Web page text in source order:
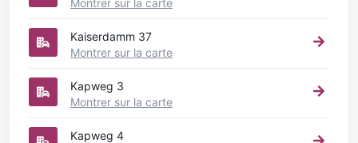
Kaiserdamm 37
Montrer sur la carte
Kapweg 3
Montrer sur la carte
Kapweg 4